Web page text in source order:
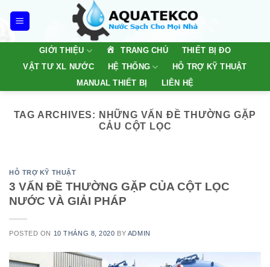
GIỚI THIỆU TRANG CHỦ
THIẾT BỊ ĐO
VẬT TƯ XL NƯỚC
HỆ THỐNG
HỖ TRỢ KỸ THUẬT
MANUAL THIẾT BỊ
LIÊN HỆ
TAG ARCHIVES: NHỮNG VẤN ĐỀ THƯỜNG GẶP
CẢU CỘT LỌC
HỖ TRỢ KỸ THUẬT
3 VẤN ĐỀ THƯỜNG GẶP CỦA CỘT LỌC
NƯỚC VÀ GIẢI PHÁP
POSTED ON 10 THÁNG 8, 2020 BY ADMIN